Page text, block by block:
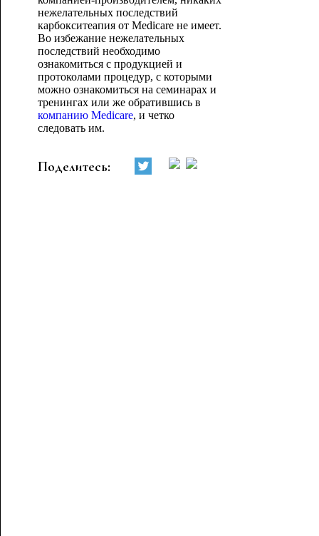
нежелательных последствий
карбокситеапия от Medicare не имеет.
Во избежание нежелательных
последствий необходимо
ознакомиться с продукцией и
протоколами процедур, с которыми
можно ознакомиться на семинарах и
тренингах или же обратившись в
компанию Medicare, и четко
следовать им.
Поделитесь: